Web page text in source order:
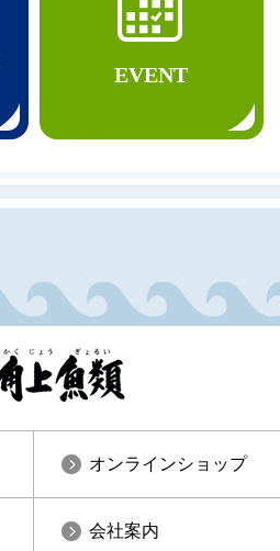
EVENT
オンラインショップ
会社案内